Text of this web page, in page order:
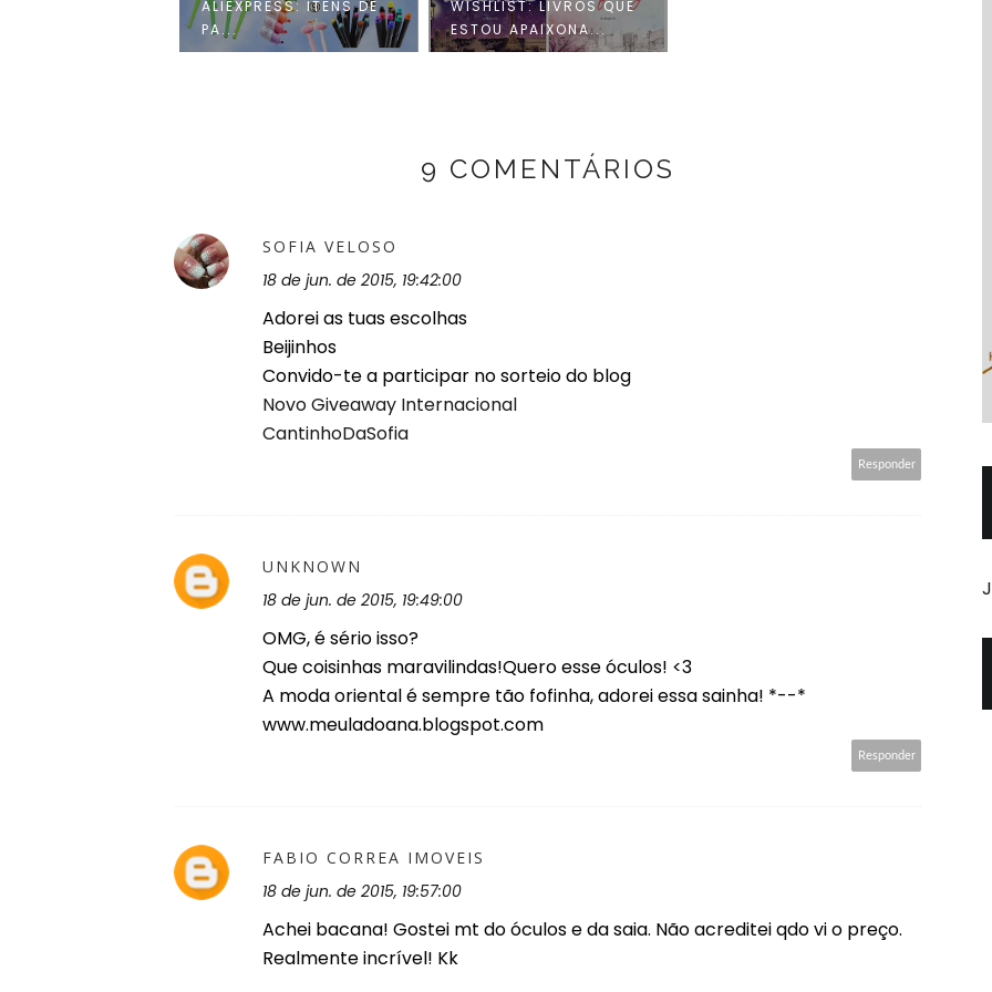
ALIEXPRESS: ITENS DE
PA...
WISHLIST: LIVROS QUE
ESTOU APAIXONA...
9 COMENTÁRIOS
SOFIA VELOSO
18 de jun. de 2015, 19:42:00
Adorei as tuas escolhas
Beijinhos
Convido-te a participar no sorteio do blog
Novo Giveaway Internacional
CantinhoDaSofia
Responder
UNKNOWN
18 de jun. de 2015, 19:49:00
OMG, é sério isso?
Que coisinhas maravilindas!Quero esse óculos! <3
A moda oriental é sempre tão fofinha, adorei essa sainha! *--*
www.meuladoana.blogspot.com
Responder
FABIO CORREA IMOVEIS
18 de jun. de 2015, 19:57:00
Achei bacana! Gostei mt do óculos e da saia. Não acreditei qdo vi o preço.
Realmente incrível! Kk